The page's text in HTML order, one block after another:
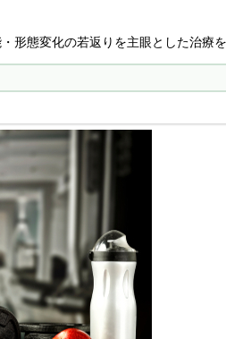
態変化の若返りを主眼とした治療を